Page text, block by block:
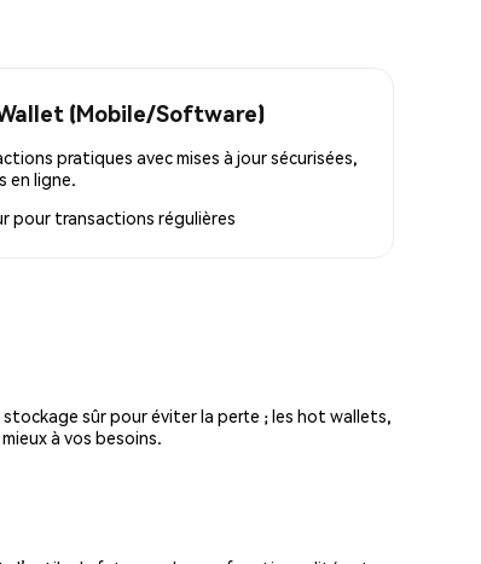
(Mobile/Software)
pratiques avec mises à jour sécurisées,
en ligne.
pour transactions régulières
sûr pour éviter la perte ; les hot wallets,
à vos besoins.